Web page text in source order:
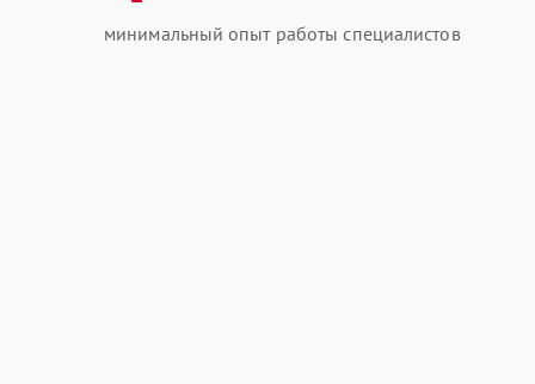
минимальный опыт работы специалистов